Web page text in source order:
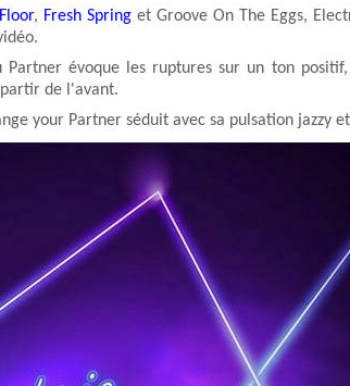
, Fresh Spring et Groove On The Eggs,
Partner évoque les ruptures sur un ton
de l'avant.
your Partner séduit avec sa pulsation jazzy